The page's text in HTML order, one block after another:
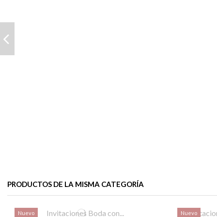
PRODUCTOS DE LA MISMA CATEGORÍA
Nuevo Nuevo